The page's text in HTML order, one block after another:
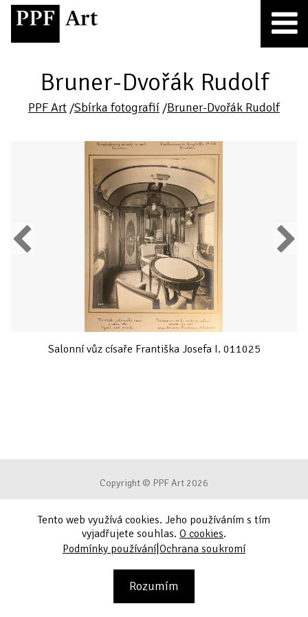
Bruner-Dvořák Rudolf
PPF Art /Sbírka fotografií /Bruner-Dvořák Rudolf
Previous
Salonní vůz císaře Františka Josefa I. 011025
Next
Copyright © PPF Art 2026
Podmínky používání
Ochrana soukromí
Tento web využívá cookies. Jeho používáním s tím
vyjadřujete souhlas. O cookies.
Podmínky používání|Ochrana soukromí
Rozumím